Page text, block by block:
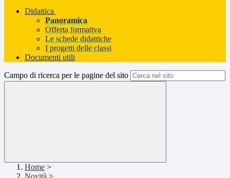
Didattica
Panoramica
Offerta formativa
Le schede didattiche
I progetti delle classi
Documenti utili
Campo di ricerca per le pagine del sito
Home >